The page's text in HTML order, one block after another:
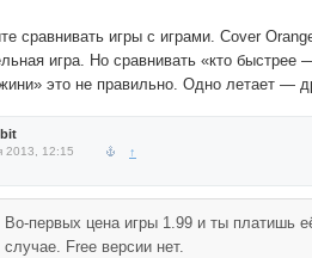
сравнивать игры с играми. Cover
игра. Но сравнивать «кто быстрее
это не правильно. Одно летает —
2013, 12:15 ↑
Во-первых цена игры 1.99 и ты платишь
случае. Free версии нет.